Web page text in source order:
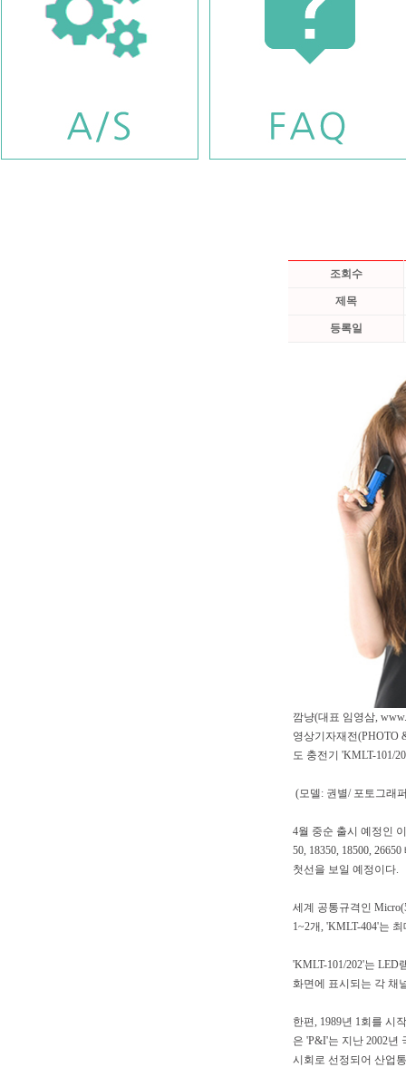
조회수
제목
등록일
깜냥(대표 임영삼,
영상기자재전(PHOTO
도 충전기 'KMLT-101/
(모델: 권별/ 포토그래
4월 중순 출시 예정인
50, 18350, 18500,
첫선을 보일 예정이다.
세계 공통규격인
1~2개, 'KMLT-404'는
'KMLT-101/202'는 LED
화면에 표시되는 각 채
한편, 1989년 1회를 시
은 'P&I'는 지난 2002년
시회로 선정되어 산업